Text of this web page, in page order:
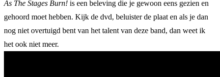
As The Stages Burn! is een beleving die je gewoon eens gezien en
gehoord moet hebben. Kijk de dvd, beluister de plaat en als je dan
nog niet overtuigd bent van het talent van deze band, dan weet ik
het ook niet meer.